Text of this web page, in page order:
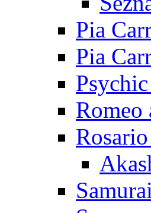
Pia
Pia
Romeo